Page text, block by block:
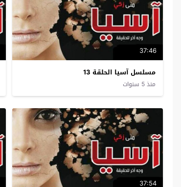
37:46
مسلسل آسيا الحلقة 13
منذ 5 سنوات
37:54